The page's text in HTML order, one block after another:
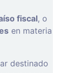
fiscal, o
en materia
destinado